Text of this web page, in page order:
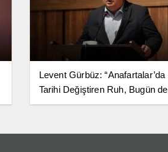
Levent Gürbüz: “Anafartalar’da
Tarihi Değiştiren Ruh, Bugün de
Milletimize Yol Göstermeye